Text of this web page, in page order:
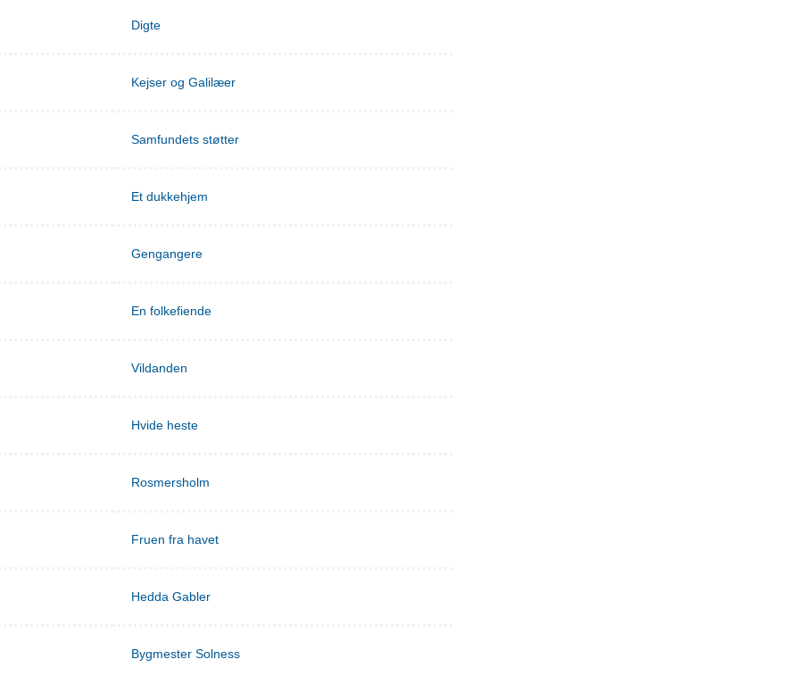
Digte
Kejser og Galilæer
Samfundets støtter
Et dukkehjem
Gengangere
En folkefiende
Vildanden
Hvide heste
Rosmersholm
Fruen fra havet
Hedda Gabler
Bygmester Solness